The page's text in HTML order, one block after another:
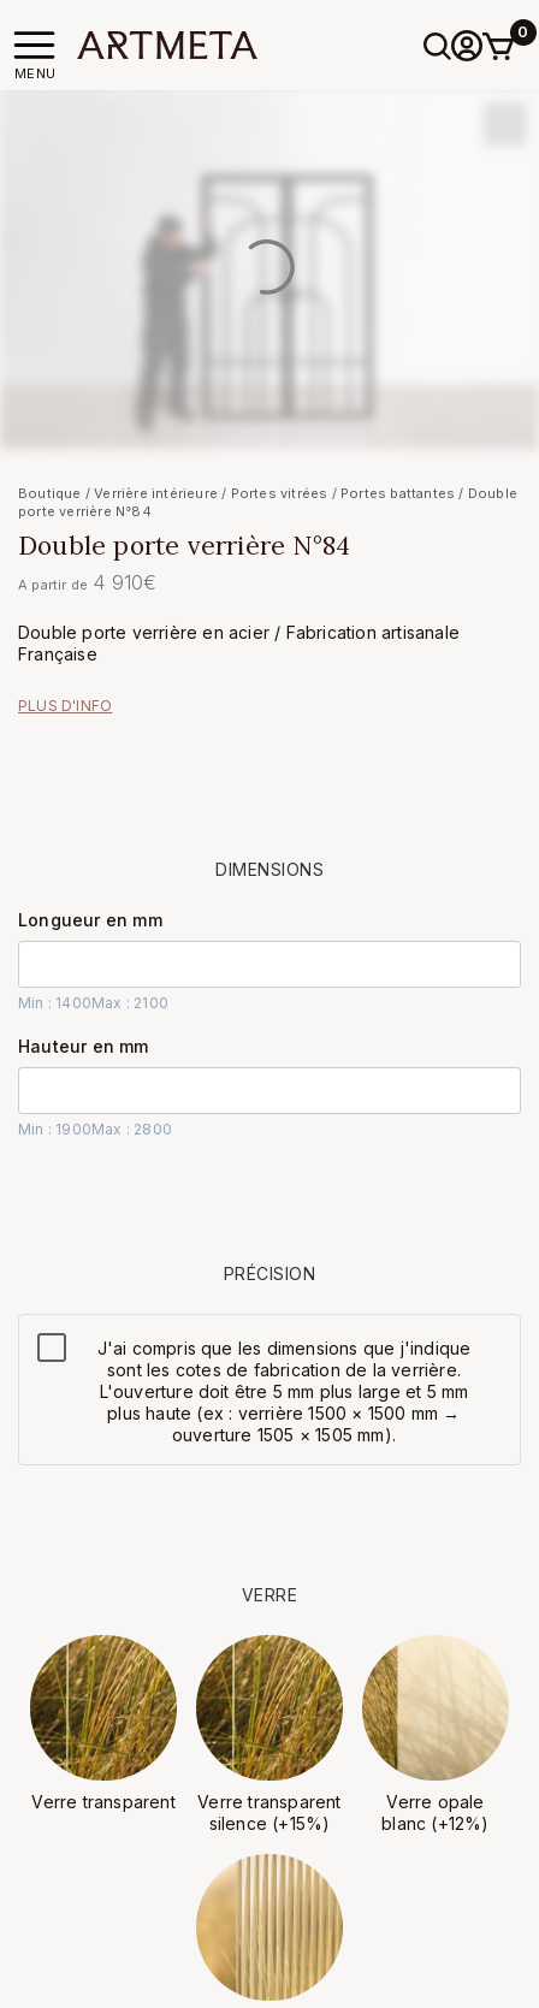
MENU
0
Boutique /Verrière intérieure / Portes vitrées / Portes battantes / Double
porte verrière N°84
Double porte verrière N°84
A partir de 4 910€
Double porte verrière en acier / Fabrication artisanale
Française
PLUS D'INFO
DIMENSIONS
Longueur en mm
Min : 1400Max : 2100
Hauteur en mm
Min : 1900Max : 2800
PRÉCISION
J'ai compris que les dimensions que j'indique
sont les cotes de fabrication de la verrière.
L'ouverture doit être 5 mm plus large et 5 mm
plus haute (ex : verrière 1500 × 1500 mm →
ouverture 1505 × 1505 mm).
VERRE
Verre transparent
Verre transparent
silence (+15%)
Verre opale
blanc (+12%)